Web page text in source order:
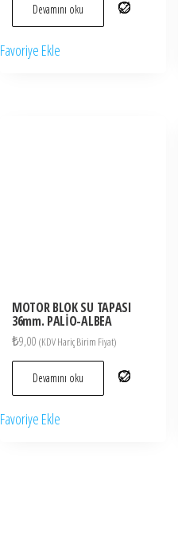
Devamını oku
Favoriye Ekle
MOTOR BLOK SU TAPASI
36mm. PALİO-ALBEA
₺9,00 (KDV Hariç Birim Fiyat)
Devamını oku
Favoriye Ekle